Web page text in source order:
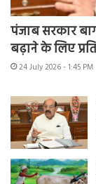
पंजाब सरकार
बढ़ाने के लिए
24 July 2026 - 1:45 PM